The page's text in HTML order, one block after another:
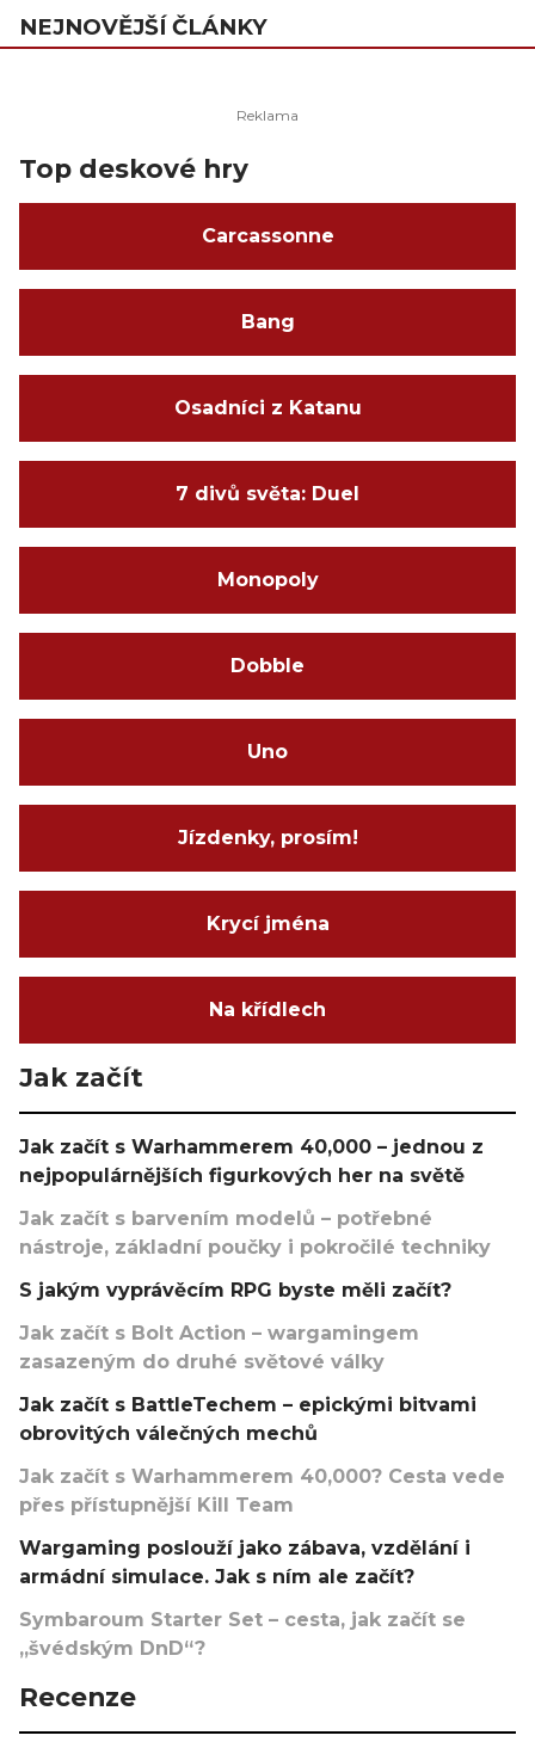
NEJNOVĚJŠÍ ČLÁNKY
Top deskové hry
Carcassonne
Bang
Osadníci z Katanu
7 divů světa: Duel
Monopoly
Dobble
Uno
Jízdenky, prosím!
Krycí jména
Na křídlech
Jak začít
Jak začít s Warhammerem 40,000 – jednou z
nejpopulárnějších figurkových her na světě
Jak začít s barvením modelů – potřebné
nástroje, základní poučky i pokročilé techniky
S jakým vyprávěcím RPG byste měli začít?
Jak začít s Bolt Action – wargamingem
zasazeným do druhé světové války
Jak začít s BattleTechem – epickými bitvami
obrovitých válečných mechů
Jak začít s Warhammerem 40,000? Cesta vede
přes přístupnější Kill Team
Wargaming poslouží jako zábava, vzdělání i
armádní simulace. Jak s ním ale začít?
Symbaroum Starter Set – cesta, jak začít se
„švédským DnD“?
Recenze